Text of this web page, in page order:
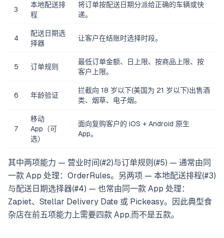
3
本地配送排
程
将订单按配送日期分派给正确的车辆或快
递。
4
配送日期选
择器
让客户在结账时选择时段。
5 订单规则
最低订单金额、日上限、按商品上限、按
客户上限。
6 年龄验证
拦截向 18 岁以下(美国为 21 岁以下)出售酒
类、烟草、电子烟。
7
移动
App（可
选）
面向复购客户的 iOS + Android 原生
App。
其中两项能力 — 营业时间(#2)与订单规则(#5) — 通常由同
一款 App 处理：OrderRules。另两项 — 本地配送排程(#3)
与配送日期选择器(#4) — 也常由同一款 App 处理：
Zapiet、Stellar Delivery Date 或 Pickeasy。因此典型食
杂店在前五项能力上需要四款 App,而不是五款。